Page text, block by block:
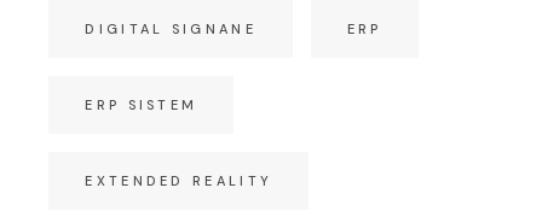
DIGITAL SIGNANE ERP
ERP SISTEM
EXTENDED REALITY